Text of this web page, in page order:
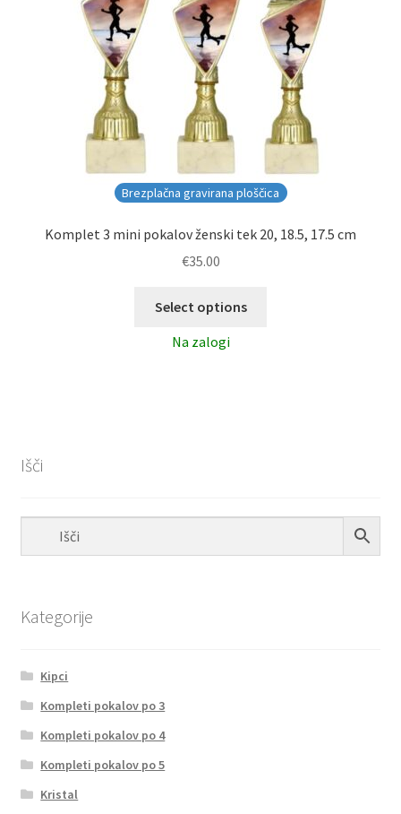
Brezplačna gravirana ploščica
Komplet 3 mini pokalov ženski tek 20, 18.5, 17.5 cm
€35.00
Select options
Na zalogi
Išči
Kategorije
Kipci
Kompleti pokalov po 3
Kompleti pokalov po 4
Kompleti pokalov po 5
Kristal